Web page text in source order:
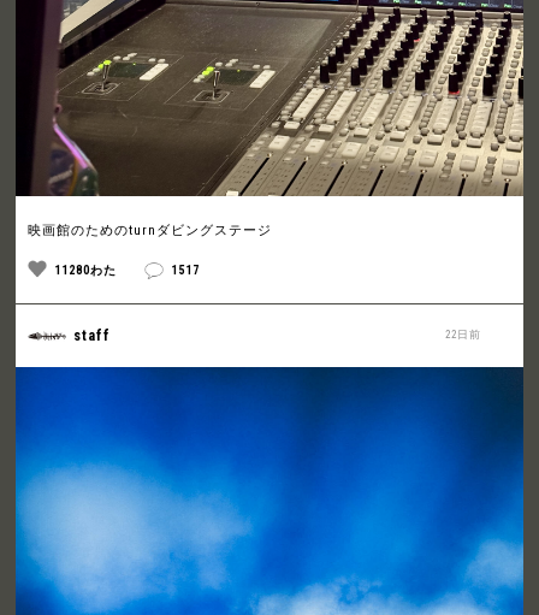
映画館のためのturnダビングステージ
11280わた 1517
22日前
staff